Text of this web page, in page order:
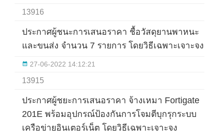
13916
ประกาศผู้ชนะการเสนอราคา ชื้อวัสดุยานพาหนะ
และขนส่ง จำนวน 7 รายการ โดยวิธีเฉพาะเจาะจง
27-06-2022 14:12:21
13915
ประกาศผู้ชยะการเสนอราคา จ้างเหมา Fortigate
201E พร้อมอุปกรณ์ป้องกันการโจมตีบุกรุกระบบ
เครือข่ายอินเตอร์เน็ต โดยวิธีเฉพาะเจาะจง